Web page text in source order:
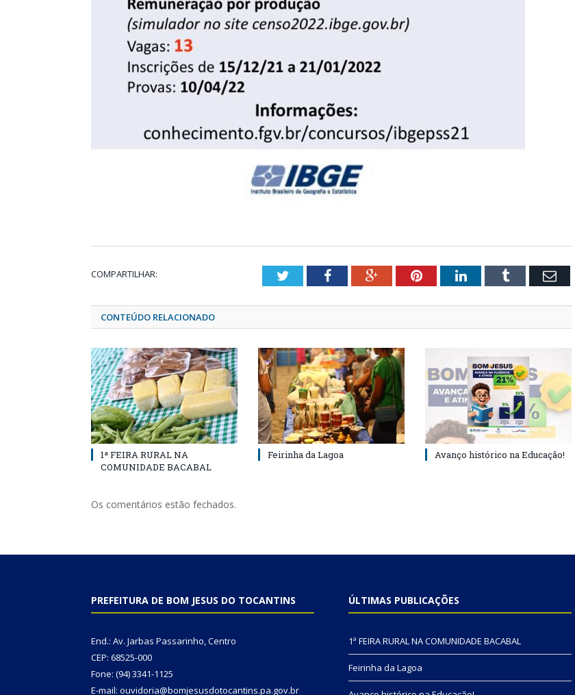
COMPARTILHAR: TwitterFacebookGoogle+PinterestLinkedInTumblr
CONTEÚDO RELACIONADO
1ª FEIRA RURAL NA
COMUNIDADE BACABAL
Feirinha da Lagoa Avanço histórico na Educação!
Os comentários estão fechados.
PREFEITURA DE BOM JESUS DO TOCANTINS
End.: Av. Jarbas Passarinho, Centro
CEP: 68525-000
Fone: (94) 3341-1125
E-mail: ouvidoria@bomjesusdotocantins.pa.gov.br
ÚLTIMAS PUBLICAÇÕES
1ª FEIRA RURAL NA COMUNIDADE BACABAL
Feirinha da Lagoa